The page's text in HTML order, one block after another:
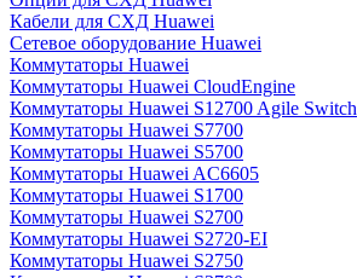
Кабели для СХД Huawei
Сетевое оборудование Huawei
Коммутаторы Huawei
Коммутаторы Huawei CloudEngine
Коммутаторы Huawei S12700 Agile Switch
Коммутаторы Huawei S7700
Коммутаторы Huawei S5700
Коммутаторы Huawei AC6605
Коммутаторы Huawei S1700
Коммутаторы Huawei S2700
Коммутаторы Huawei S2720-EI
Коммутаторы Huawei S2750